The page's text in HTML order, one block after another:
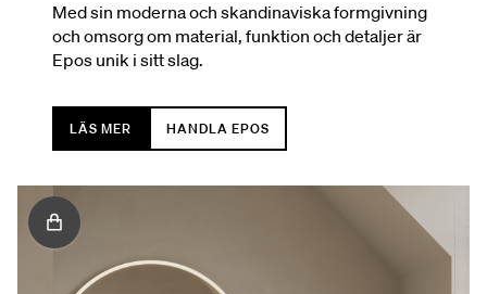
Med sin moderna och skandinaviska formgivning
och omsorg om material, funktion och detaljer är
Epos unik i sitt slag.
LÄS MER HANDLA EPOS